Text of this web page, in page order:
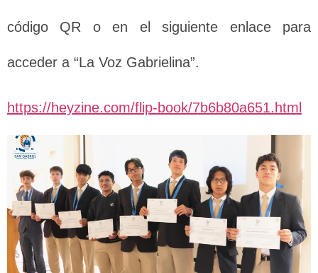
código QR o en el siguiente enlace para
acceder a “La Voz Gabrielina”.
https://heyzine.com/flip-book/7b6b80a651.html